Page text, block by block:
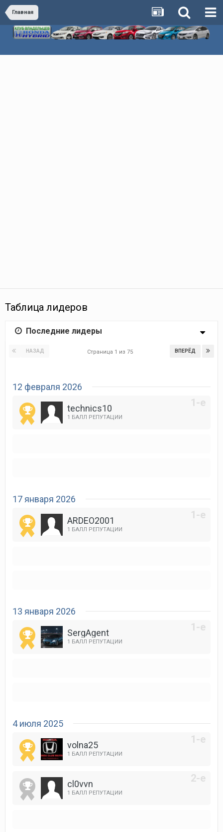
Главная
Таблица лидеров
Последние лидеры
НАЗАД ВПЕРЁД
Страница 1 из 75
12 февраля 2026
technics10
1 БАЛЛ РЕПУТАЦИИ
17 января 2026
ARDEO2001
1 БАЛЛ РЕПУТАЦИИ
13 января 2026
SergAgent
1 БАЛЛ РЕПУТАЦИИ
4 июля 2025
volna25
1 БАЛЛ РЕПУТАЦИИ
cl0vvn
1 БАЛЛ РЕПУТАЦИИ